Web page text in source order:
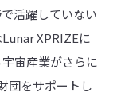
活躍していない
XPRIZEに
宙産業がさらに
団をサポートし